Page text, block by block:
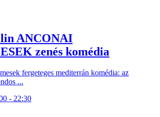
ANCONAI
zenés komédia
fergeteges mediterrán komédia: az
...
- 22:30